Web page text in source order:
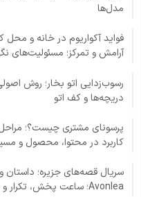
مدل‌ها
فواید آکواریوم در خانه و محل
آرامش و تمرکز؛ مسئولیت‌های
رسوب‌زدایی اتو بخار؛ روش
دریچه‌ها و کف اتو
پرسونای مشتری چیست؟؛
کاربرد در محتوا، محصول و
Avonlea؛ ساعت پخش، تکرار و حقایق پشت صحنه